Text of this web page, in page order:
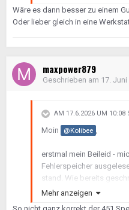
Sicherlich. Es könnte
Wäre es dann besser zu einem
Oder lieber gleich in eine
maxpower879
Geschrieben am 17. Juni
AM 17.6.2026 UM 10:08
Moin @Kolibee ,
erstmal mein Beileid -
Fehlerspeicher
stand. Wie bereits
Motorkontrollleuchte
Mehr anzeigen